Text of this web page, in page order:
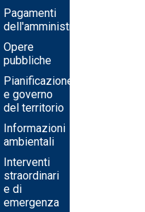
Pagamenti
dell'amministrazione
Opere
pubbliche
Pianificazione
e governo
del territorio
Informazioni
ambientali
Interventi
straordinari
e di
emergenza